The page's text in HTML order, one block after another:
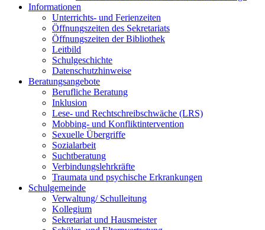
Informationen
Unterrichts- und Ferienzeiten
Öffnungszeiten des Sekretariats
Öffnungszeiten der Bibliothek
Leitbild
Schulgeschichte
Datenschutzhinweise
Beratungsangebote
Berufliche Beratung
Inklusion
Lese- und Rechtschreibschwäche (LRS)
Mobbing- und Konfliktintervention
Sexuelle Übergriffe
Sozialarbeit
Suchtberatung
Verbindungslehrkräfte
Traumata und psychische Erkrankungen
Schulgemeinde
Verwaltung/ Schulleitung
Kollegium
Sekretariat und Hausmeister